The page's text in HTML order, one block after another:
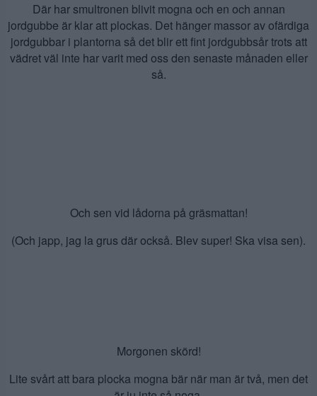
Där har smultronen blivit mogna och en och annan
jordgubbe är klar att plockas. Det hänger massor av ofärdiga
jordgubbar i plantorna så det blir ett fint jordgubbsår trots att
vädret väl inte har varit med oss den senaste månaden eller
så.
Och sen vid lådorna på gräsmattan!
(Och japp, jag la grus där också. Blev super! Ska visa sen).
Morgonen skörd!
Lite svårt att bara plocka mogna bär när man är två, men det